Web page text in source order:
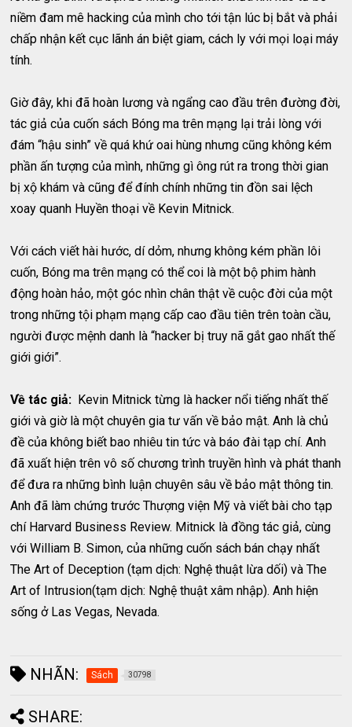
niềm đam mê hacking của mình cho tới tận lúc bị bắt và phải
chấp nhận kết cục lãnh án biệt giam, cách ly với mọi loại máy
tính.
Giờ đây, khi đã hoàn lương và ngẩng cao đầu trên đường đời,
tác giả của cuốn sách Bóng ma trên mạng lại trải lòng với
đám “hậu sinh” về quá khứ oai hùng nhưng cũng không kém
phần ấn tượng của mình, những gì ông rút ra trong thời gian
bị xộ khám và cũng để đính chính những tin đồn sai lệch
xoay quanh Huyền thoại về Kevin Mitnick.
Với cách viết hài hước, dí dỏm, nhưng không kém phần lôi
cuốn, Bóng ma trên mạng có thể coi là một bộ phim hành
động hoàn hảo, một góc nhìn chân thật về cuộc đời của một
trong những tội phạm mạng cấp cao đầu tiên trên toàn cầu,
người được mệnh danh là “hacker bị truy nã gắt gao nhất thế
giới giới”.
Về tác giả: Kevin Mitnick từng là hacker nổi tiếng nhất thế
giới và giờ là một chuyên gia tư vấn về bảo mật. Anh là chủ
đề của không biết bao nhiêu tin tức và báo đài tạp chí. Anh
đã xuất hiện trên vô số chương trình truyền hình và phát thanh
để đưa ra những bình luận chuyên sâu về bảo mật thông tin.
Anh đã làm chứng trước Thượng viện Mỹ và viết bài cho tạp
chí Harvard Business Review. Mitnick là đồng tác giả, cùng
với William B. Simon, của những cuốn sách bán chạy nhất
The Art of Deception (tạm dịch: Nghệ thuật lừa dối) và The
Art of Intrusion(tạm dịch: Nghệ thuật xâm nhập). Anh hiện
sống ở Las Vegas, Nevada.
NHÃN: Sách 30798
SHARE: